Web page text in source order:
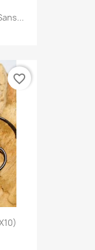
favorite_border